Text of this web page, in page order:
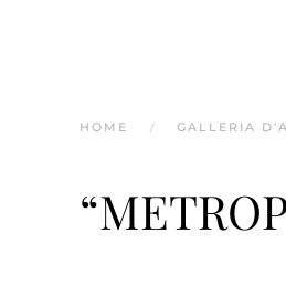
HOME GALLERIA